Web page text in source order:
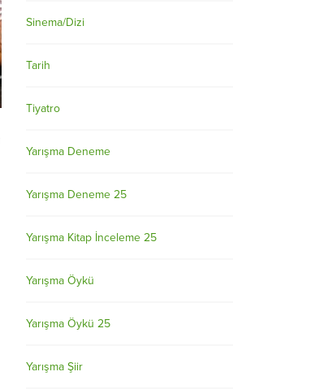
Sinema/Dizi
Tarih
Tiyatro
Yarışma Deneme
Yarışma Deneme 25
Yarışma Kitap İnceleme 25
Yarışma Öykü
Yarışma Öykü 25
Yarışma Şiir